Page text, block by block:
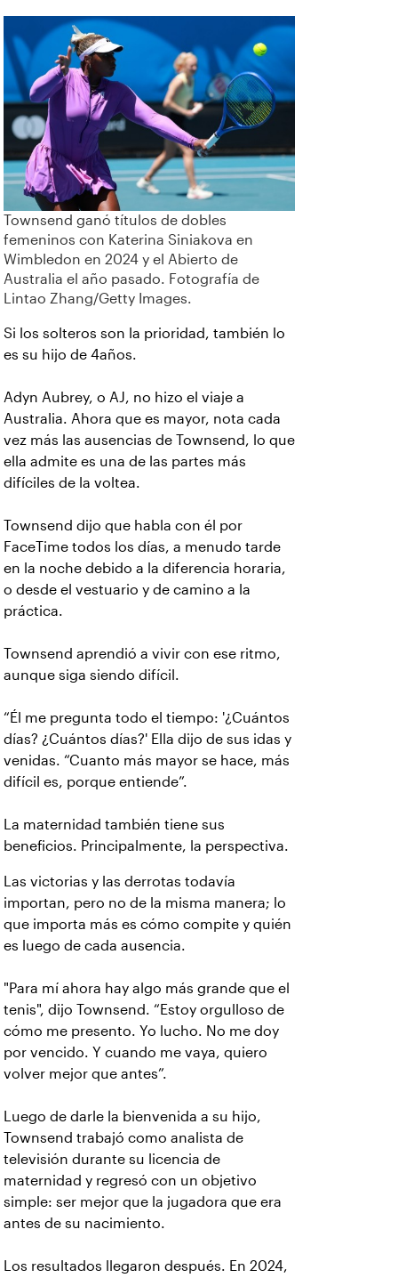
Townsend ganó títulos de dobles
femeninos con Katerina Siniakova en
Wimbledon en 2024 y el Abierto de
Australia el año pasado. Fotografía de
Lintao Zhang/Getty Images.
Si los solteros son la prioridad, también lo
es su hijo de 4años.
Adyn Aubrey, o AJ, no hizo el viaje a
Australia. Ahora que es mayor, nota cada
vez más las ausencias de Townsend, lo que
ella admite es una de las partes más
difíciles de la voltea.
Townsend dijo que habla con él por
FaceTime todos los días, a menudo tarde
en la noche debido a la diferencia horaria,
o desde el vestuario y de camino a la
práctica.
Townsend aprendió a vivir con ese ritmo,
aunque siga siendo difícil.
“Él me pregunta todo el tiempo: '¿Cuántos
días? ¿Cuántos días?' Ella dijo de sus idas y
venidas. “Cuanto más mayor se hace, más
difícil es, porque entiende”.
La maternidad también tiene sus
beneficios. Principalmente, la perspectiva.
Las victorias y las derrotas todavía
importan, pero no de la misma manera; lo
que importa más es cómo compite y quién
es luego de cada ausencia.
"Para mí ahora hay algo más grande que el
tenis", dijo Townsend. “Estoy orgulloso de
cómo me presento. Yo lucho. No me doy
por vencido. Y cuando me vaya, quiero
volver mejor que antes”.
Luego de darle la bienvenida a su hijo,
Townsend trabajó como analista de
televisión durante su licencia de
maternidad y regresó con un objetivo
simple: ser mejor que la jugadora que era
antes de su nacimiento.
Los resultados llegaron después. En 2024,